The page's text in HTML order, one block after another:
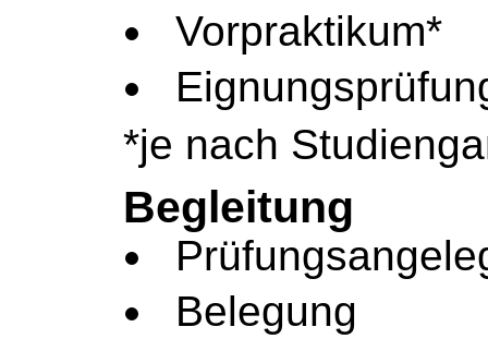
Vorpraktikum*
*je nach
Begleitung
Belegung